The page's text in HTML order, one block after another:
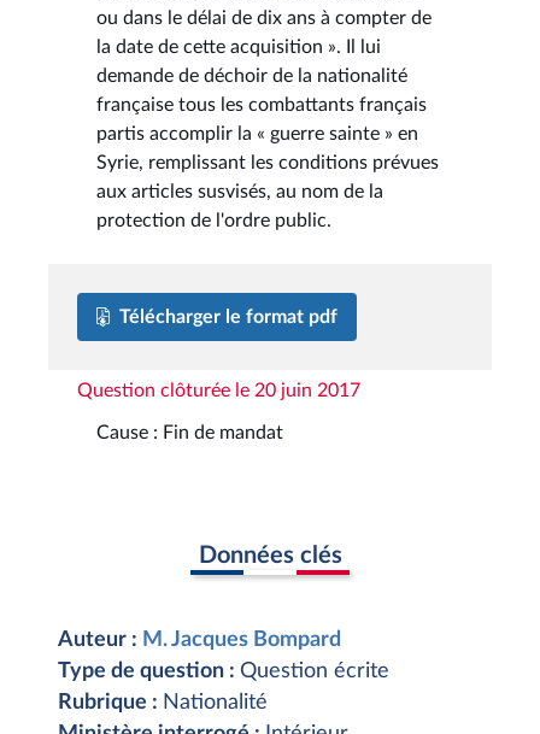
ou dans le délai de dix ans à compter de
la date de cette acquisition ». Il lui
demande de déchoir de la nationalité
française tous les combattants français
partis accomplir la « guerre sainte » en
Syrie, remplissant les conditions prévues
aux articles susvisés, au nom de la
protection de l'ordre public.
Télécharger le format pdf
Question clôturée le 20 juin 2017
Cause : Fin de mandat
Données clés
Auteur : M. Jacques Bompard
Type de question : Question écrite
Rubrique : Nationalité